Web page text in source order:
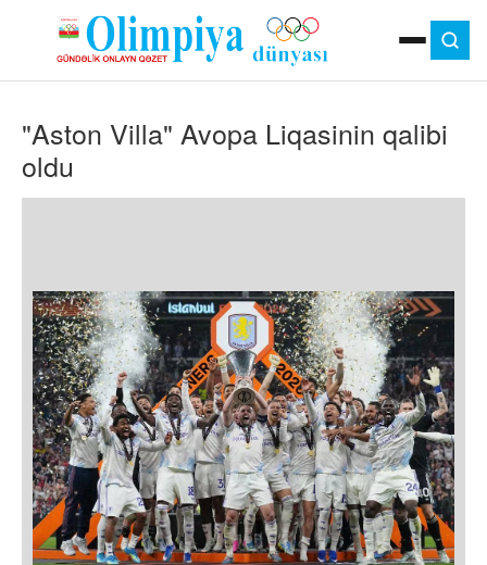
MOK
OLIMPIYA OYUNLARI
ÇAP VERSIYASI
TV
MƏDƏNIYYƏT
MÜSAHIBƏ
FOTO
VIDEO
DIGƏR
"Aston Villa" Avopa Liqasinin qalibi
oldu